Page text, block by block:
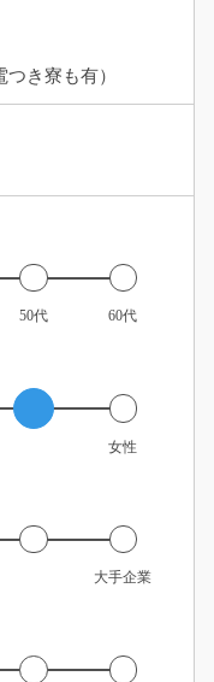
き寮も有）
50代 60代
女性
大手企業